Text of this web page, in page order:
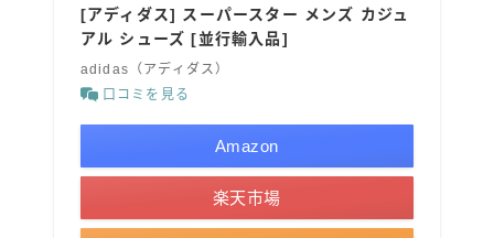
[アディダス] スーパースター メンズ カジュ
アル シューズ [並行輸入品]
adidas（アディダス）
口コミを見る
Amazon
楽天市場